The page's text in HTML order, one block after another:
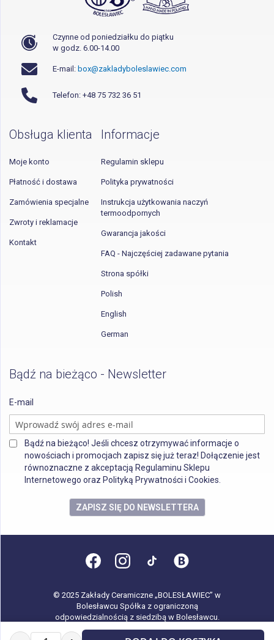
Czynne od poniedziałku do piątku
w godz. 6.00-14.00
E-mail: box@zakladyboleslawiec.com
Telefon: +48 75 732 36 51
Obsługa klienta
Moje konto
Płatność i dostawa
Zamówienia specjalne
Zwroty i reklamacje
Kontakt
Informacje
Regulamin sklepu
Polityka prywatności
Instrukcja użytkowania naczyń
termoodpornych
Gwarancja jakości
FAQ - Najczęściej zadawane pytania
Strona spółki
Polish
English
German
Bądź na bieżąco - Newsletter
E-mail
Bądź na bieżąco! Jeśli chcesz otrzymywać informacje o
nowościach i promocjach zapisz się już teraz! Dołączenie jest
równoznaczne z akceptacją Regulaminu Sklepu
Internetowego oraz Polityką Prywatności i Cookies.
ZAPISZ SIĘ DO NEWSLETTERA
© 2025 Zakłady Ceramiczne „BOLESŁAWIEC” w
Bolesławcu Spółka z ograniczoną
odpowiedzialnością z siedzibą w Bolesławcu.
Wszystkie prawa zastrzeżone.